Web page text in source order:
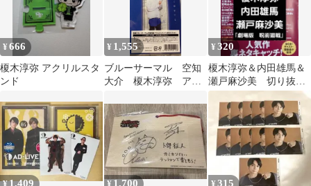
¥666
榎木淳弥 アクリルスタ
ンド
¥ 1,555
ブルーサーマル 空知
大介 榎木淳弥 アク
¥320
榎木淳弥＆内田雄馬＆
瀬戸麻沙美 切り抜き
TVstation2025年24号
¥1,409 ¥1,700 ¥315